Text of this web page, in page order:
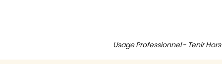
Usage Professionnel - Tenir